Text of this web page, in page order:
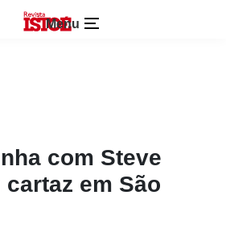
Menu
com Steve
em São